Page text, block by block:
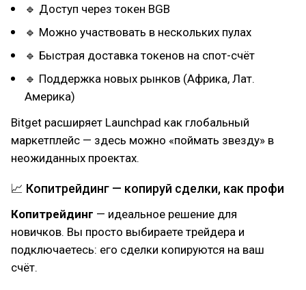
🔹 Доступ через токен BGB
🔹 Можно участвовать в нескольких пулах
🔹 Быстрая доставка токенов на спот-счёт
🔹 Поддержка новых рынков (Африка, Лат.
Америка)
Bitget расширяет Launchpad как глобальный
маркетплейс — здесь можно «поймать звезду» в
неожиданных проектах.
📈 Копитрейдинг — копируй сделки, как профи
Копитрейдинг — идеальное решение для
новичков. Вы просто выбираете трейдера и
подключаетесь: его сделки копируются на ваш
счёт.